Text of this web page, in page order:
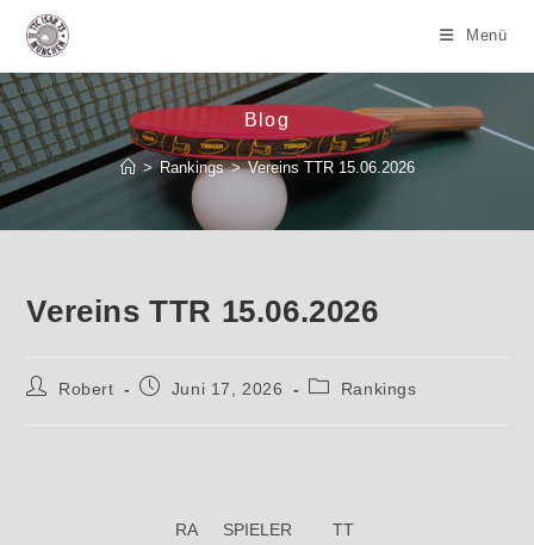
Inhalt
springen
Menü
Blog
> Rankings > Vereins TTR 15.06.2026
Vereins TTR 15.06.2026
Beitrags-
Robert
BeitragJuni 17, 2026
Beitrags-
Rankings
RA
SPIELER
TT